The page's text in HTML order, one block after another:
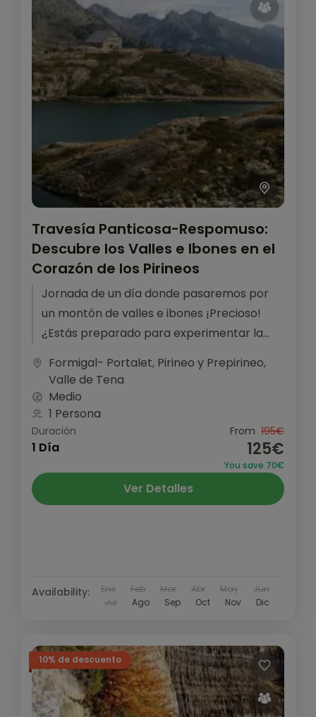
Travesía Panticosa-Respomuso:
Descubre los Valles e Ibones en el
Corazón de los Pirineos
Jornada de un día donde pasaremos por
un montón de valles e ibones ¡Precioso!
¿Estás preparado para experimentar la
Formigal- Portalet, Pirineo y Prepirineo,
Valle de Tena
Medio
1 Persona
Duración
1 Día
From 195€
125€
You save 70€
Ver Detalles
Availability: Ene Feb Mar Abr May
Jun
Jul
Ago Sep Oct Nov Dic
10% de descuento